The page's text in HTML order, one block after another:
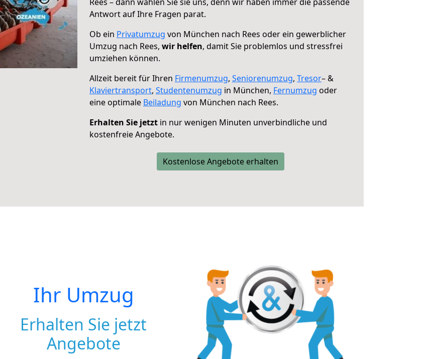
Antwort auf Ihre Fragen parat.
Ob ein Privatumzug von München nach Rees oder ein gewerblicher
Umzug nach Rees, wir helfen, damit Sie problemlos und stressfrei
umziehen können.
Allzeit bereit für Ihren Firmenumzug, Seniorenumzug, Tresor– &
Klaviertransport, Studentenumzug in München, Fernumzug oder
eine optimale Beiladung von München nach Rees.
Erhalten Sie jetzt in nur wenigen Minuten unverbindliche und
kostenfreie Angebote.
Kostenlose Angebote erhalten
Ihr Umzug
Erhalten Sie jetzt
Angebote